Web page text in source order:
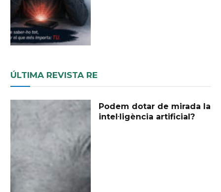
ÚLTIMA REVISTA RE
Podem dotar de mirada la
intel·ligència artificial?